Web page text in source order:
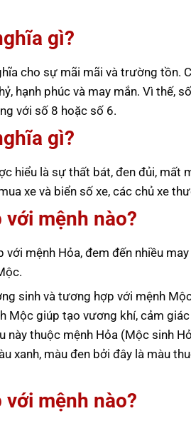
gì?
cho sự mãi mãi và trường tồn.
hạnh phúc và may mắn. Vì thế,
với số 8 hoặc số 6.
gì?
hiểu là sự thất bát, đen đủi, mất
xe và biển số xe, các chủ xe
mệnh nào?
mệnh Hỏa, đem đến nhiều
sinh và tương hợp với mệnh
Mộc giúp tạo vương khí, cảm
này thuộc mệnh Hỏa (Mộc sinh
xanh, màu đen bởi đây là màu
mệnh nào?